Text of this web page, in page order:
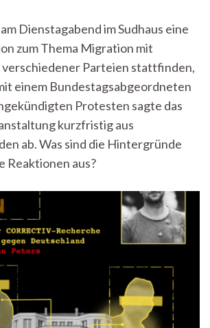
Wahlarena
mit
Politiker
aus
Sicherheitsgründen
Dienstagabend im Sudhaus eine
zum Thema Migration mit
Parteien stattfinden,
einem Bundestagsabgeordneten
Protesten sagte das
kurzfristig aus
ab. Was sind die Hintergründe
Reaktionen aus?